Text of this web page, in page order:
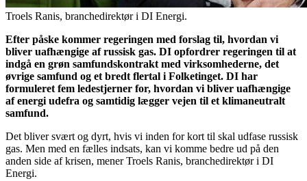
Troels Ranis, branchedirektør i DI Energi.
Efter påske kommer regeringen med forslag til, hvordan vi
bliver uafhængige af russisk gas. DI opfordrer regeringen til at
indgå en grøn samfundskontrakt med virksomhederne, det
øvrige samfund og et bredt flertal i Folketinget. DI har
formuleret fem ledestjerner for, hvordan vi bliver uafhængige
af energi udefra og samtidig lægger vejen til et klimaneutralt
samfund.
Det bliver svært og dyrt, hvis vi inden for kort til skal udfase russisk
gas. Men med en fælles indsats, kan vi komme bedre ud på den
anden side af krisen, mener Troels Ranis, branchedirektør i DI
Energi.